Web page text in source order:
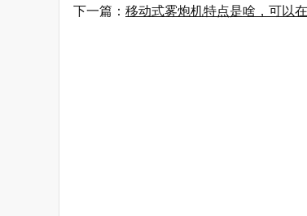
下一篇： 移动式雾炮机特点是啥，可以